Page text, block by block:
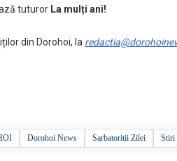
tuturor La mulți ani!
din Dorohoi, la
Dorohoi News Sarbatoritii Zilei Stiri